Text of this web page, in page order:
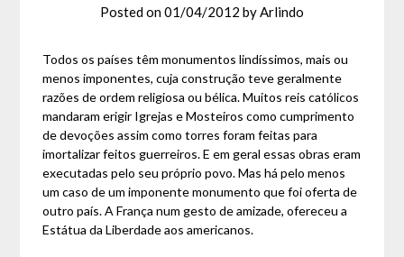
Posted on01/04/2012 byArlindo
Todos os países têm monumentos lindíssimos, mais ou
menos imponentes, cuja construção teve geralmente
razões de ordem religiosa ou bélica. Muitos reis católicos
mandaram erigir Igrejas e Mosteiros como cumprimento
de devoções assim como torres foram feitas para
imortalizar feitos guerreiros. E em geral essas obras eram
executadas pelo seu próprio povo. Mas há pelo menos
um caso de um imponente monumento que foi oferta de
outro país. A França num gesto de amizade, ofereceu a
Estátua da Liberdade aos americanos.